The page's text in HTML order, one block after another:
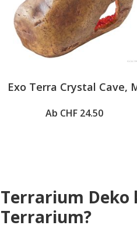
Exo Terra Crystal Cave,
Ab CHF 24.50
Terrarium Deko
Terrarium?